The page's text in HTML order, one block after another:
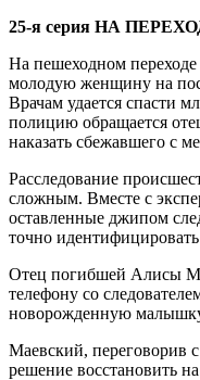
25-я серия НА
На пешеходном
молодую женщину на
Врачам удается спасти
полицию обращается
наказать сбежавшего с
Расследование
сложным. Вместе с
оставленные джипом
точно
Отец погибшей Алисы
телефону со
новорожденную
Маевский, переговорив
решение восстановить